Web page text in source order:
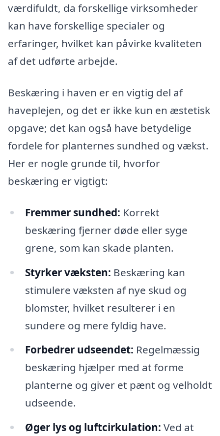
værdifuldt, da forskellige virksomheder
kan have forskellige specialer og
erfaringer, hvilket kan påvirke kvaliteten
af det udførte arbejde.
Beskæring i haven er en vigtig del af
haveplejen, og det er ikke kun en æstetisk
opgave; det kan også have betydelige
fordele for planternes sundhed og vækst.
Her er nogle grunde til, hvorfor
beskæring er vigtigt:
Fremmer sundhed: Korrekt
beskæring fjerner døde eller syge
grene, som kan skade planten.
Styrker væksten: Beskæring kan
stimulere væksten af nye skud og
blomster, hvilket resulterer i en
sundere og mere fyldig have.
Forbedrer udseendet: Regelmæssig
beskæring hjælper med at forme
planterne og giver et pænt og velholdt
udseende.
Øger lys og luftcirkulation: Ved at